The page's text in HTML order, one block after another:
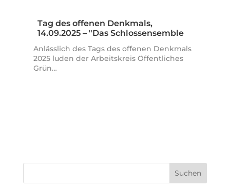
Tag des offenen Denkmals,
14.09.2025 – "Das Schlossensemble
Anlässlich des Tags des offenen Denkmals
2025 luden der Arbeitskreis Öffentliches
Grün…